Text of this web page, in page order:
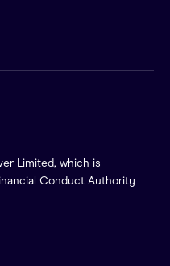
Limited, which is
Conduct Authority